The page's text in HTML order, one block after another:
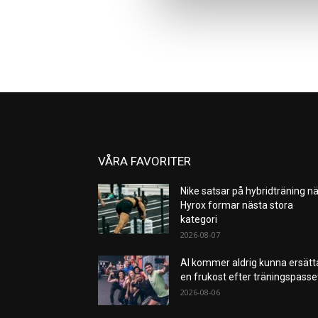
VÅRA FAVORITER
Nike satsar på hybridträning
Hyrox formar nästa stora
kategori
2026-08-07
AI kommer aldrig kunna
en frukost efter
2026-08-06